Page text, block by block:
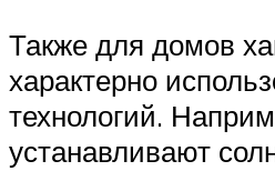
Также для домов
характерно
технологий.
устанавливают